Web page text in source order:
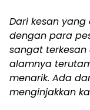
Dari kesan
dengan para
sangat terkesan
alamnya
menarik. Ada
menginjakkan